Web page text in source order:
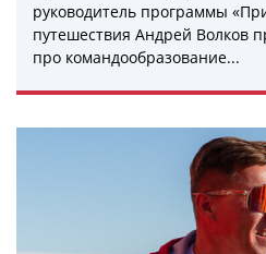
руководитель программы
путешествия Андрей Волков
про командообразование...